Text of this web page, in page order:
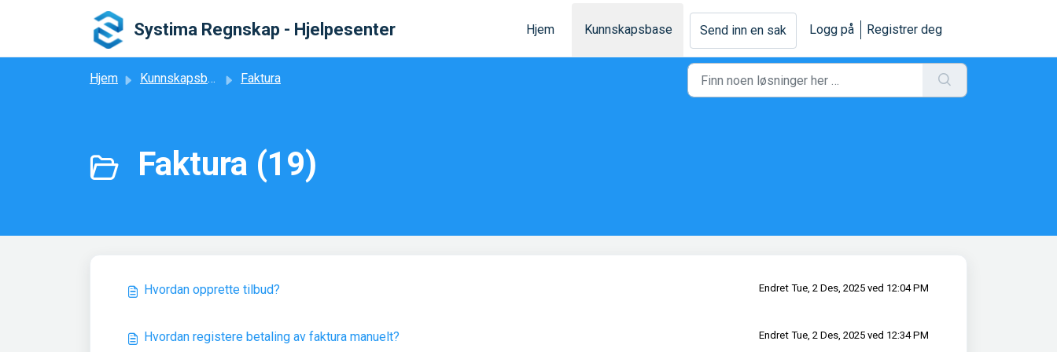
Systima Regnskap - Hjelpesenter Hjem Kunnskapsbase Send inn en sak Logg på Registrer deg
Hjem Kunnskapsbase Faktura
Faktura (19)
Hvordan opprette tilbud? Endret Tue, 2 Des, 2025 ved 12:04 PM
Hvordan registere betaling av faktura manuelt? Endret Tue, 2 Des, 2025 ved 12:34 PM